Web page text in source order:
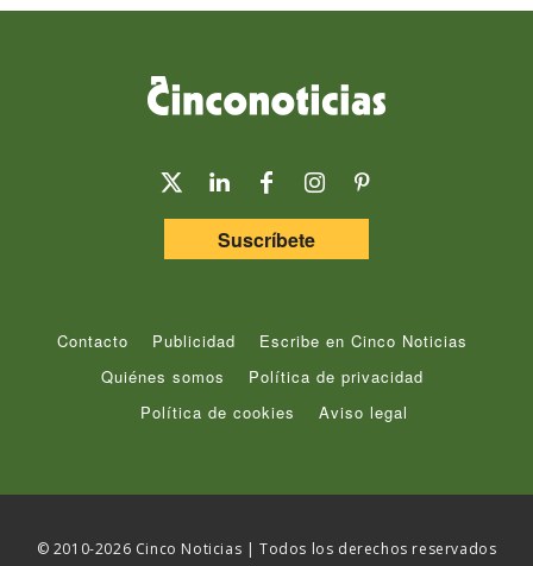
Suscríbete
Contacto Publicidad
Escribe en Cinco Noticias
Quiénes somos
Política de privacidad
Política de cookies
Aviso legal
© 2010-2026 Cinco Noticias | Todos los derechos reservados